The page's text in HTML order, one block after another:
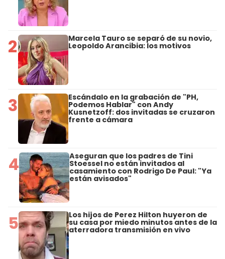
2 Marcela Tauro se separó de su novio,
Leopoldo Arancibia: los motivos
3 Escándalo en la grabación de "PH,
Podemos Hablar" con Andy
Kusnetzoff: dos invitadas se cruzaron
frente a cámara
4 Aseguran que los padres de Tini
Stoessel no están invitados al
casamiento con Rodrigo De Paul: "Ya
están avisados"
5 Los hijos de Perez Hilton huyeron de
su casa por miedo minutos antes de la
aterradora transmisión en vivo